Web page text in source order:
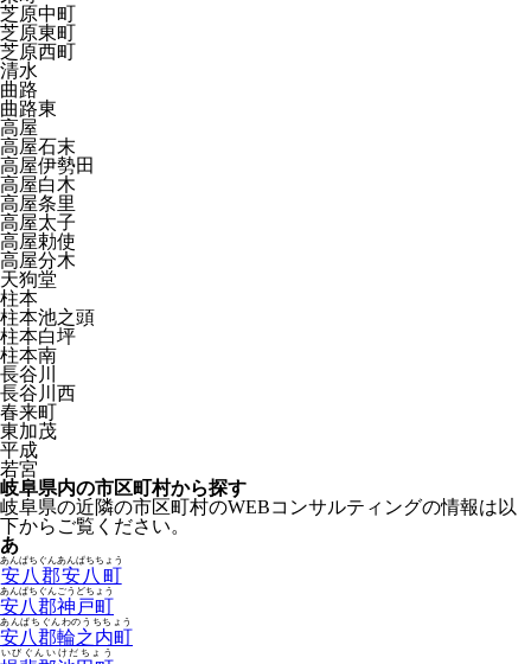
芝原中町
芝原東町
芝原西町
清水
曲路
曲路東
高屋
高屋石末
高屋伊勢田
高屋白木
高屋条里
高屋太子
高屋勅使
高屋分木
天狗堂
柱本
柱本池之頭
柱本白坪
柱本南
長谷川
長谷川西
春来町
東加茂
平成
若宮
岐阜県内の市区町村から探す
岐阜県の近隣の市区町村のWEBコンサルティングの情報は以
下からご覧ください。
あ
安八郡安八町
あんぱちぐんあんぱちちょう
安八郡神戸町
あんぱちぐんごうどちょう
安八郡輪之内町
あんぱちぐんわのうちちょう
いびぐんいけだちょう